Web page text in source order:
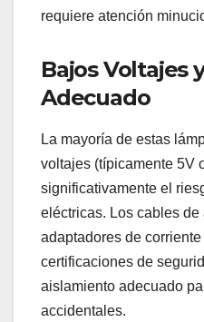
requiere atención
Bajos Voltajes
Adecuado
La mayoría de estas
voltajes (típicamente 5V
significativamente el
eléctricas. Los cables
adaptadores de
certificaciones de
aislamiento adecuado
accidentales.